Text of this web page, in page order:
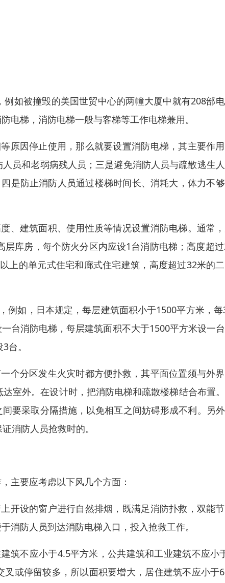
如被撞毁的美国世贸中心的两幢大厦中就有208部
电梯，消防电梯一般与客梯等工作电梯兼用。
原因停止使用，那么就要设置消防电梯，其主要作
员和老弱病残人员；三是避免消防人员与疏散逃生
是防止消防人员通过楼梯时间长、消耗大，体力不
、建筑面积、使用性质等情况设置消防电梯。通常
库房，每个防火分区内应设1台消防电梯；高度超
上的单元式住宅和廊式住宅建筑，高度超过32米的
例如，日本规定，每层建筑面积小于1500平方米，
台消防电梯，每层建筑面积不大于1500平方米设一
台。
个分区发生火灾时都方便扑救，其平面位置须与外
室外。在设计时，把消防电梯和疏散楼梯结合布置
要采取分隔措施，以免相互之间妨碍形成不利。另
消防人员抢救时的。
主要应考虑以下风几个方面：
开设的窗户进行自然排烟，既满足消防扑救，双能
消防人员到达消防电梯入口，投入抢救工作。
筑不应小于4.5平方米，公共建筑和工业建筑不应小
或停留较多，所以面积要增大，居住建筑不应小于